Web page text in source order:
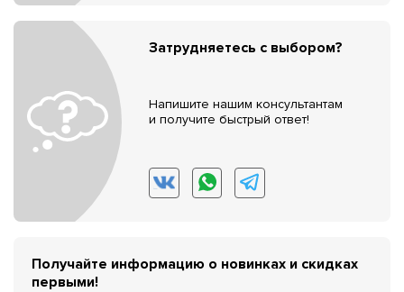
Затрудняетесь с выбором?
Напишите нашим консультантам
и получите быстрый ответ!
Получайте информацию о новинках и скидках
первыми!